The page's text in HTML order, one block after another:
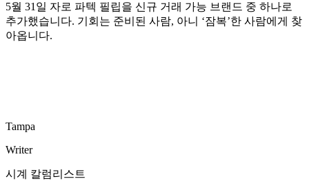
5월 31일 자로 파텍 필립을 신규 거래 가능 브랜드 중 하나로
추가했습니다. 기회는 준비된 사람, 아니 ‘잠복’한 사람에게 찾
아옵니다.
Tampa
Writer
시계 칼럼리스트